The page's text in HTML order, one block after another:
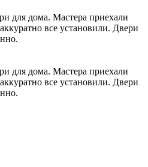
для дома. Мастера приехали
все установили. Двери
для дома. Мастера приехали
все установили. Двери